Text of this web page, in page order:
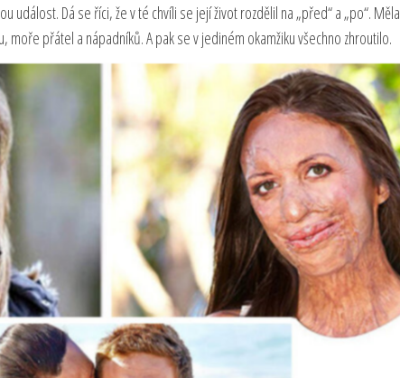
událost. Dá se říci, že v té chvíli se její život rozdělil na „před“ a „po“. Měla
přátel a nápadníků. A pak se v jediném okamžiku všechno zhroutilo.